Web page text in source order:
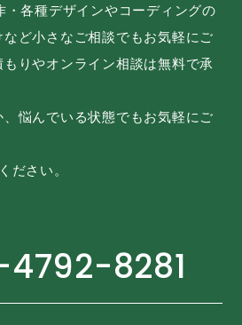
・各種デザインやコーディングの
ど小さなご相談でもお気軽にご
りやオンライン相談は無料で承
悩んでいる状態でもお気軽にご
ださい。
8281